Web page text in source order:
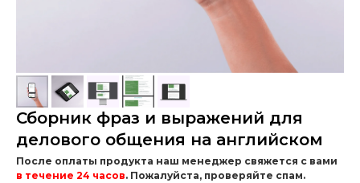
Сборник фраз и выражений для
делового общения на английском
После оплаты продукта наш менеджер свяжется с вами
в течение 24 часов. Пожалуйста, проверяйте спам.